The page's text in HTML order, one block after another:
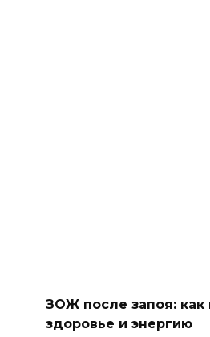
ЗОЖ после запоя: как
здоровье и энергию